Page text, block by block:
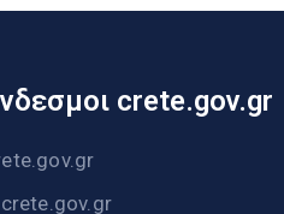
crete.gov.gr